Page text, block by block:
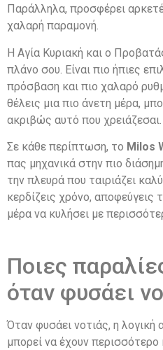
Παράλληλα, προσφέρει
χαλαρή παραμονή.
Η Αγία Κυριακή και ο
πλάνο σου. Είναι πιο ήπιες
πρόσβαση και πιο χαλαρό
θέλεις μια πιο άνετη μέρα,
ακριβώς αυτό που χρειάζεσαι.
Σε κάθε περίπτωση, το Milos
πας μηχανικά στην πιο
την πλευρά που ταιριάζει
κερδίζεις χρόνο, αποφεύγεις
μέρα να κυλήσει με
Ποιες
όταν φυσάει
Όταν φυσάει νοτιάς, η λογική
μπορεί να έχουν περισσότερο